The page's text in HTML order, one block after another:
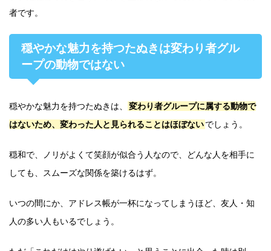
者です。
穏やかな魅力を持つたぬきは変わり者グル
ープの動物ではない
穏やかな魅力を持つたぬきは、
変わり者グループに属する動物で
はないため、変わった人と見られることはほぼないでしょう。
穏和で、ノリがよくて笑顔が似合う人なので、どんな人を相手に
しても、スムーズな関係を築けるはず。
いつの間にか、アドレス帳が一杯になってしまうほど、友人・知
人の多い人もいるでしょう。